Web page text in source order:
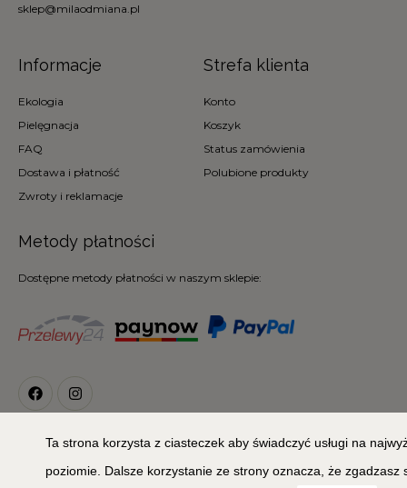
sklep@milaodmiana.pl
Informacje
Ekologia
Pielęgnacja
FAQ
Dostawa i płatność
Zwroty i reklamacje
Strefa klienta
Konto
Koszyk
Status zamówienia
Polubione produkty
Metody płatności
Dostępne metody płatności w naszym sklepie:
Copyright 2020 © MIŁA ODMIANA. All Rights Reserved
Ta strona korzysta z ciasteczek aby świadczyć usługi na
poziomie. Dalsze korzystanie ze strony oznacza, że zgadzasz